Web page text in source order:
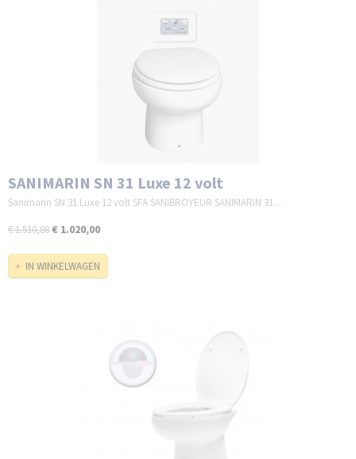
SANIMARIN SN 31 Luxe 12 volt
Sanimarin SN 31 Luxe 12 volt SFA SANIBROYEUR SANIMARIN 31…
€ 1.510,08€ 1.020,00
IN WINKELWAGEN